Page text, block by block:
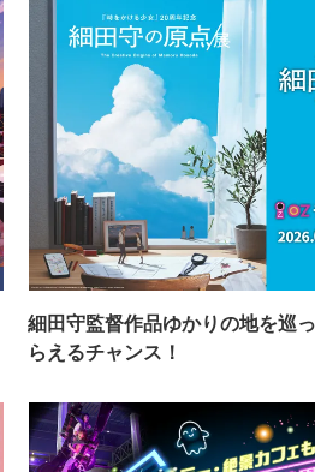
細田守監督作品ゆかりの地を巡
らえるチャンス！